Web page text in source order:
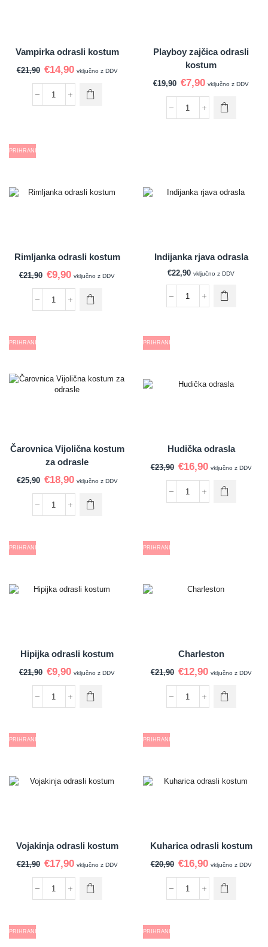
Vampirka odrasli kostum
€21,90 €14,90 vključno z DDV
Playboy zajčica odrasli
kostum
€19,90 €7,90 vključno z DDV
PRIHRANI
Rimljanka odrasli kostum
€21,90 €9,90 vključno z DDV
Indijanka rjava odrasla
€22,90 vključno z DDV
PRIHRANI
Čarovnica Vijolična kostum
za odrasle
€25,90 €18,90 vključno z DDV
PRIHRANI
Hudička odrasla
€23,90 €16,90 vključno z DDV
PRIHRANI
Hipijka odrasli kostum
€21,90 €9,90 vključno z DDV
PRIHRANI
Charleston
€21,90 €12,90 vključno z DDV
PRIHRANI
Vojakinja odrasli kostum
€21,90 €17,90 vključno z DDV
PRIHRANI
Kuharica odrasli kostum
€20,90 €16,90 vključno z DDV
PRIHRANI PRIHRANI